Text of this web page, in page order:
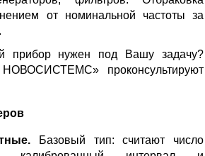
от номинальной частоты за
прибор нужен под Вашу задачу?
проконсультируют
Базовый тип: считают число